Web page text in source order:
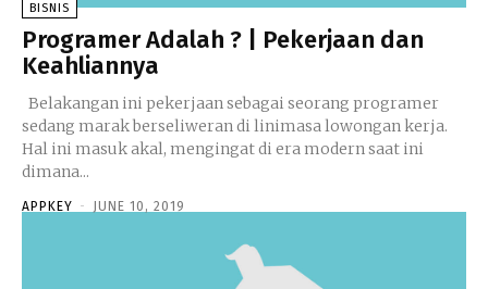
BISNIS
Programer Adalah ? | Pekerjaan dan
Keahliannya
sedang marak berseliweran di linimasa lowongan kerja.
Hal ini masuk akal, mengingat di era modern saat ini
dimana...
APPKEY - JUNE 10, 2019